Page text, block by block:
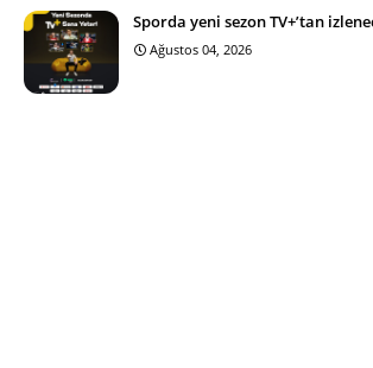
Sporda yeni sezon TV+’tan
Ağustos 04, 2026